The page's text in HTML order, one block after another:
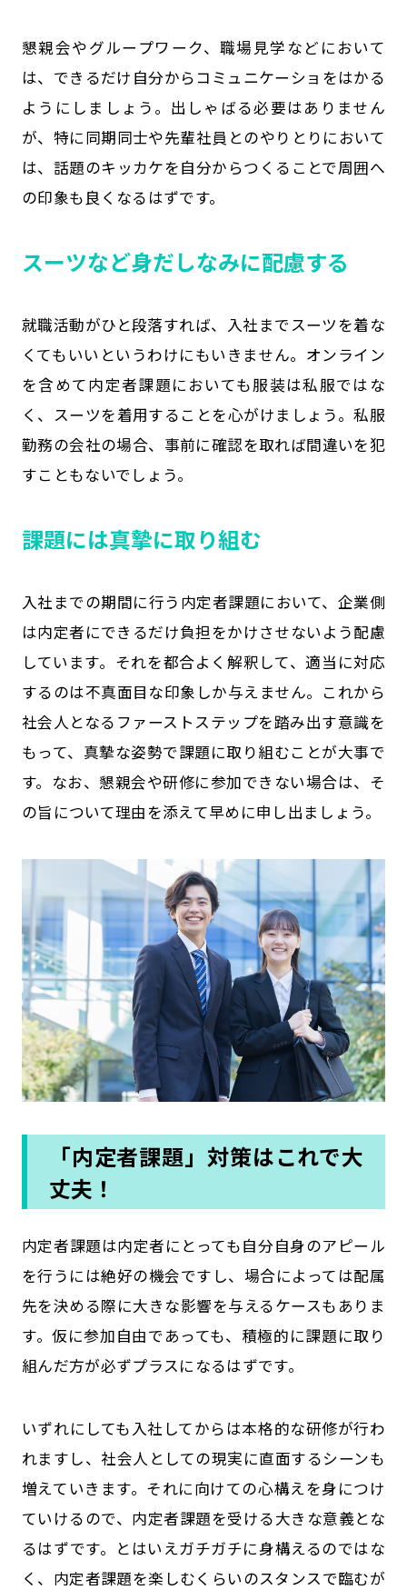
懇親会やグループワーク、職場見学などにおいて
は、できるだけ自分からコミュニケーショをはかる
ようにしましょう。出しゃばる必要はありません
が、特に同期同士や先輩社員とのやりとりにおいて
は、話題のキッカケを自分からつくることで周囲へ
の印象も良くなるはずです。
スーツなど身だしなみに配慮する
就職活動がひと段落すれば、入社までスーツを着な
くてもいいというわけにもいきません。オンライン
を含めて内定者課題においても服装は私服ではな
く、スーツを着用することを心がけましょう。私服
勤務の会社の場合、事前に確認を取れば間違いを犯
すこともないでしょう。
課題には真摯に取り組む
入社までの期間に行う内定者課題において、企業側
は内定者にできるだけ負担をかけさせないよう配慮
しています。それを都合よく解釈して、適当に対応
するのは不真面目な印象しか与えません。これから
社会人となるファーストステップを踏み出す意識を
もって、真摯な姿勢で課題に取り組むことが大事で
す。なお、懇親会や研修に参加できない場合は、そ
の旨について理由を添えて早めに申し出ましょう。
「内定者課題」対策はこれで大
丈夫！
内定者課題は内定者にとっても自分自身のアピール
を行うには絶好の機会ですし、場合によっては配属
先を決める際に大きな影響を与えるケースもありま
す。仮に参加自由であっても、積極的に課題に取り
組んだ方が必ずプラスになるはずです。
いずれにしても入社してからは本格的な研修が行わ
れますし、社会人としての現実に直面するシーンも
増えていきます。それに向けての心構えを身につけ
ていけるので、内定者課題を受ける大きな意義とな
るはずです。とはいえガチガチに身構えるのではな
く、内定者課題を楽しむくらいのスタンスで臨むが